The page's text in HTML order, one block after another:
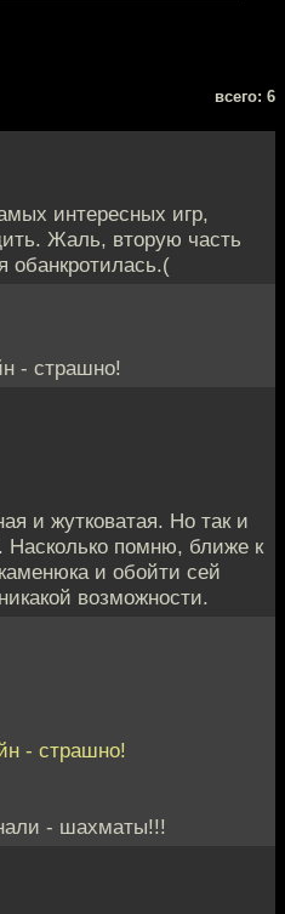
всего: 6
интересных игр,
Жаль, вторую часть
обанкротилась.(
- страшно!
и жутковатая. Но так и
Насколько помню, ближе к
и обойти сей
возможности.
- страшно!
- шахматы!!!